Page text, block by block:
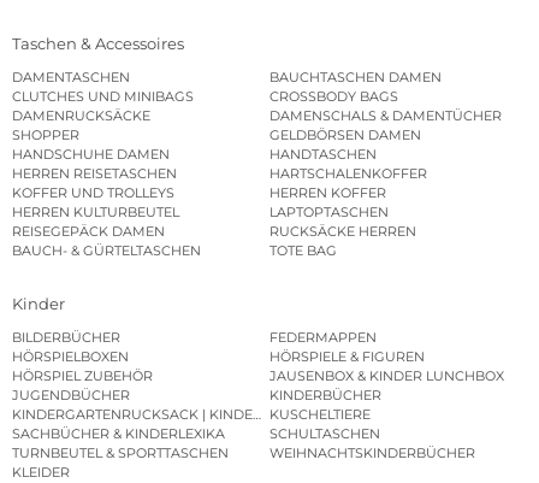
Taschen & Accessoires
DAMENTASCHEN
BAUCHTASCHEN DAMEN
CLUTCHES UND MINIBAGS
CROSSBODY BAGS
DAMENRUCKSÄCKE
DAMENSCHALS & DAMENTÜCHER
SHOPPER
GELDBÖRSEN DAMEN
HANDSCHUHE DAMEN
HANDTASCHEN
HERREN REISETASCHEN
HARTSCHALENKOFFER
KOFFER UND TROLLEYS
HERREN KOFFER
HERREN KULTURBEUTEL
LAPTOPTASCHEN
REISEGEPÄCK DAMEN
RUCKSÄCKE HERREN
BAUCH- & GÜRTELTASCHEN
TOTE BAG
Kinder
BILDERBÜCHER
FEDERMAPPEN
HÖRSPIELBOXEN
HÖRSPIELE & FIGUREN
HÖRSPIEL ZUBEHÖR
JAUSENBOX & KINDER LUNCHBOX
JUGENDBÜCHER
KINDERBÜCHER
KINDERGARTENRUCKSACK | KINDERGARTENBEUTEL
KUSCHELTIERE
SACHBÜCHER & KINDERLEXIKA
SCHULTASCHEN
TURNBEUTEL & SPORTTASCHEN
WEIHNACHTSKINDERBÜCHER
KLEIDER